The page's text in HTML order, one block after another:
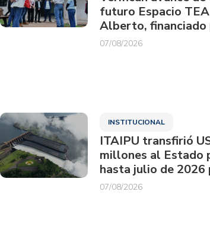
futuro Espacio TEA
Alberto, financiado
07/08/2026
INSTITUCIONAL
ITAIPU transfirió
millones al Estado
hasta julio de 2026
07/08/2026